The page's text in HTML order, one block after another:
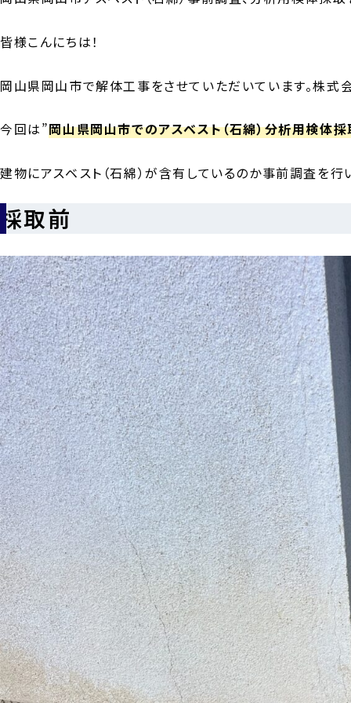
皆様こんにちは！
岡山県岡山市で解体工事をさせていただいています。株式会
今回は”岡山県岡山市でのアスベスト（石綿）分析用検体
建物にアスベスト（石綿）が含有しているのか事前調査を
採取前